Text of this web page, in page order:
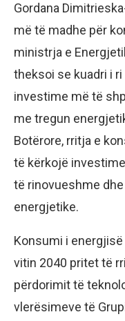
Gordana
më të madhe për
ministrja e
theksoi se kuadri i
investime më të
me tregun
Botërore, rritja e
të kërkojë
të rinovueshme
energjetike.
Konsumi i
vitin 2040 pritet të
përdorimit të
vlerësimeve të